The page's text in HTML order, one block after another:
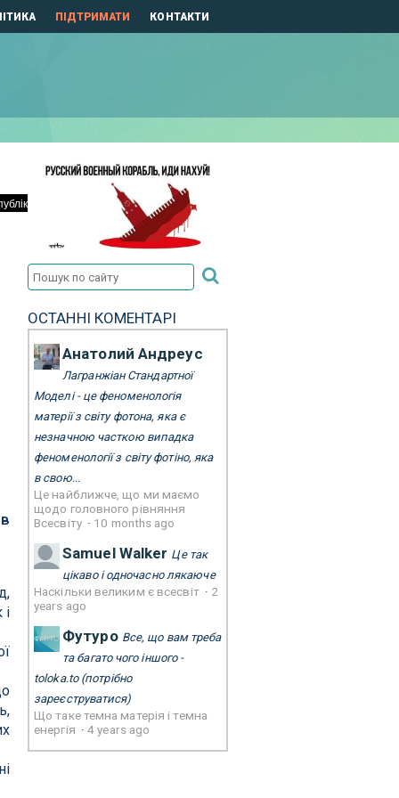
ПІДТРИМАТИ КОНТАКТИ
ОСТАННІ КОМЕНТАРІ
Анатолий Андреус
Лагранжіан Стандартної
Моделі - це феноменологія
матерії з світу фотона, яка є
незначною часткою випадка
феноменології з світу фотіно, яка
в свою...
Це найближче, що ми маємо
щодо головного рівняння
Всесвіту · 10 months ago
Samuel Walker Це так
цікаво і одночасно лякаюче
Наскільки великим є всесвіт · 2
years ago
Футуро Все, що вам треба
та багато чого іншого -
toloka.to(потрібно
зареєструватися)
Що таке темна матерія і темна
енергія ·4 years ago